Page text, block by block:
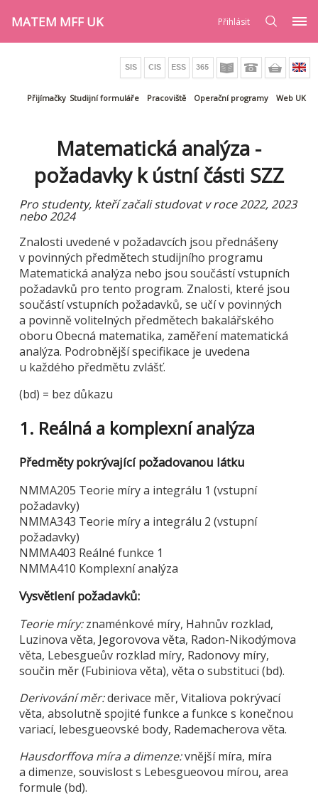
MATEM MFF UK Přihlásit
Přijímačky Studijní formuláře Pracoviště Operační programy Web UK
Matematická analýza -
požadavky k ústní části SZZ
Pro studenty, kteří začali studovat v roce 2022, 2023
nebo 2024
Znalosti uvedené v požadavcích jsou přednášeny
v povinných předmětech studijního programu
Matematická analýza nebo jsou součástí vstupních
požadavků pro tento program. Znalosti, které jsou
součástí vstupních požadavků, se učí v povinných
a povinně volitelných předmětech bakalářského
oboru Obecná matematika, zaměření matematická
analýza. Podrobnější specifikace je uvedena
u každého předmětu zvlášť.
(bd) = bez důkazu
1. Reálná a komplexní analýza
Předměty pokrývající požadovanou látku
NMMA205 Teorie míry a integrálu 1 (vstupní
požadavky)
NMMA343 Teorie míry a integrálu 2 (vstupní
požadavky)
NMMA403 Reálné funkce 1
NMMA410 Komplexní analýza
Vysvětlení požadavků:
Teorie míry:znaménkové míry, Hahnův rozklad,
Luzinova věta, Jegorovova věta, Radon-Nikodýmova
věta, Lebesgueův rozklad míry, Radonovy míry,
součin měr (Fubiniova věta), věta o substituci (bd).
Derivování měr:derivace měr, Vitaliova pokrývací
věta, absolutně spojité funkce a funkce s konečnou
variací, lebesgueovské body, Rademacherova věta.
Hausdorffova míra a dimenze:vnější míra, míra
a dimenze, souvislost s Lebesgueovou mírou, area
formule (bd).